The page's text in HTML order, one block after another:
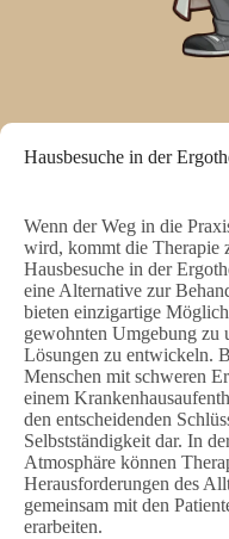
Hausbesuche in der
Wenn der Weg in die
wird, kommt die Therapie
Hausbesuche in der
eine Alternative zur
bieten einzigartige
gewohnten Umgebung zu
Lösungen zu entwickeln.
Menschen mit schweren
einem
den entscheidenden
Selbstständigkeit dar. In
Atmosphäre können
Herausforderungen des
gemeinsam mit den
erarbeiten.